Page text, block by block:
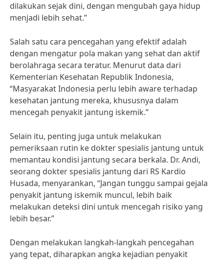
dilakukan sejak dini, dengan mengubah gaya hidup
menjadi lebih sehat.”
Salah satu cara pencegahan yang efektif adalah
dengan mengatur pola makan yang sehat dan aktif
berolahraga secara teratur. Menurut data dari
Kementerian Kesehatan Republik Indonesia,
“Masyarakat Indonesia perlu lebih aware terhadap
kesehatan jantung mereka, khususnya dalam
mencegah penyakit jantung iskemik.”
Selain itu, penting juga untuk melakukan
pemeriksaan rutin ke dokter spesialis jantung untuk
memantau kondisi jantung secara berkala. Dr. Andi,
seorang dokter spesialis jantung dari RS Kardio
Husada, menyarankan, “Jangan tunggu sampai gejala
penyakit jantung iskemik muncul, lebih baik
melakukan deteksi dini untuk mencegah risiko yang
lebih besar.”
Dengan melakukan langkah-langkah pencegahan
yang tepat, diharapkan angka kejadian penyakit